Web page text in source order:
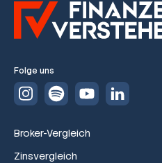
Folge uns
Broker-Vergleich
Zinsvergleich